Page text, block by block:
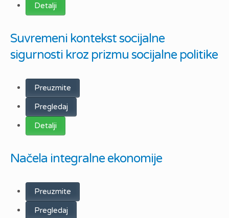
Detalji
Suvremeni kontekst socijalne
sigurnosti kroz prizmu socijalne politike
Preuzmite
Pregledaj
Detalji
Načela integralne ekonomije
Preuzmite
Pregledaj